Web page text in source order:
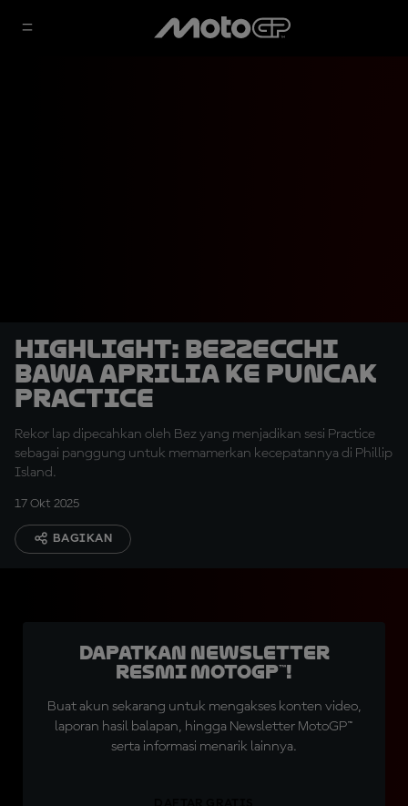
HIGHLIGHT: Bezzecchi
Bawa Aprilia ke Puncak
Practice
Rekor lap dipecahkan oleh Bez yang menjadikan sesi Practice
sebagai panggung untuk memamerkan kecepatannya di Phillip
Island.
17 Okt 2025
BAGIKAN
Dapatkan Newsletter
Resmi MotoGP™!
Buat akun sekarang untuk mengakses konten video,
laporan hasil balapan, hingga Newsletter MotoGP™
serta informasi menarik lainnya.